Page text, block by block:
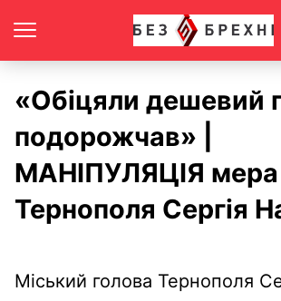
«Обіцяли дешевий
подорожчав» |
МАНІПУЛЯЦІЯ мера
Тернополя Сергія
Міський голова Тернополя